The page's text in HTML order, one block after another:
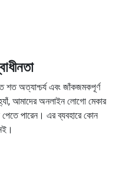
অত্যাশ্চর্য এবং জাঁকজমকপূর্ণ
আমাদের অনলাইন লোগো মেকার
পারেন। এর ব্যবহারে কোন